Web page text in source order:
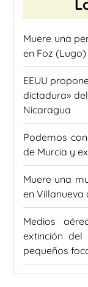
Muere una
en Foz (Lugo)
EEUU
dictadura»
Nicaragua
Podemos
de Murcia y
Muere una
en Villanueva
Medios
extinción del
pequeños